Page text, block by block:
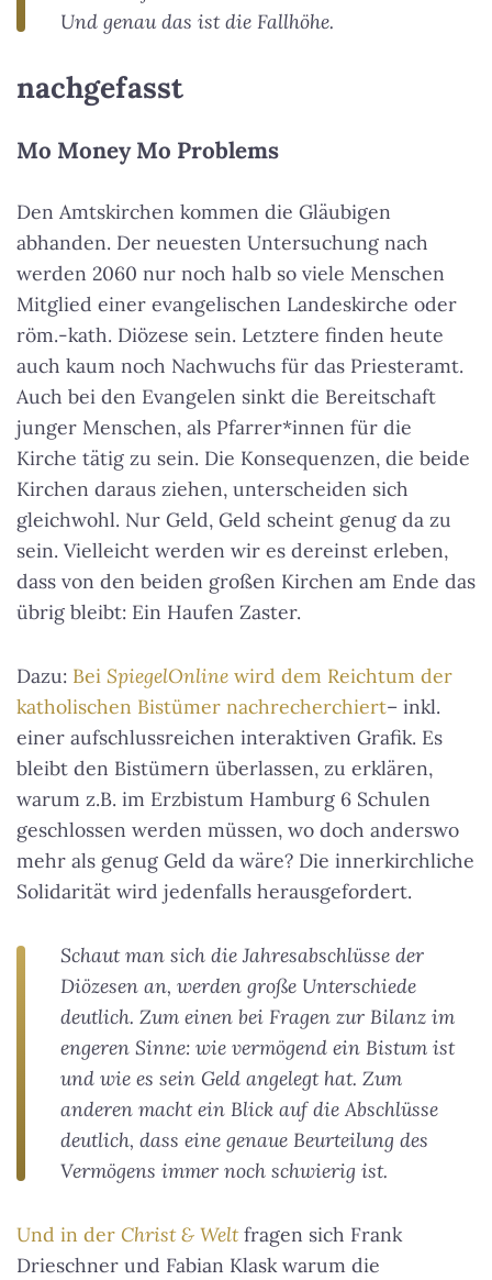
Und genau das ist die Fallhöhe.
nachgefasst
Mo Money Mo Problems
Den Amtskirchen kommen die Gläubigen
abhanden. Der neuesten Untersuchung nach
werden 2060 nur noch halb so viele Menschen
Mitglied einer evangelischen Landeskirche oder
röm.-kath. Diözese sein. Letztere finden heute
auch kaum noch Nachwuchs für das Priesteramt.
Auch bei den Evangelen sinkt die Bereitschaft
junger Menschen, als Pfarrer*innen für die
Kirche tätig zu sein. Die Konsequenzen, die beide
Kirchen daraus ziehen, unterscheiden sich
gleichwohl. Nur Geld, Geld scheint genug da zu
sein. Vielleicht werden wir es dereinst erleben,
dass von den beiden großen Kirchen am Ende das
übrig bleibt: Ein Haufen Zaster.
Dazu: Bei SpiegelOnline wird dem Reichtum der
katholischen Bistümer nachrecherchiert– inkl.
einer aufschlussreichen interaktiven Grafik. Es
bleibt den Bistümern überlassen, zu erklären,
warum z.B. im Erzbistum Hamburg 6 Schulen
geschlossen werden müssen, wo doch anderswo
mehr als genug Geld da wäre? Die innerkirchliche
Solidarität wird jedenfalls herausgefordert.
Schaut man sich die Jahresabschlüsse der
Diözesen an, werden große Unterschiede
deutlich. Zum einen bei Fragen zur Bilanz im
engeren Sinne: wie vermögend ein Bistum ist
und wie es sein Geld angelegt hat. Zum
anderen macht ein Blick auf die Abschlüsse
deutlich, dass eine genaue Beurteilung des
Vermögens immer noch schwierig ist.
Und in der Christ & Weltfragen sich Frank
Drieschner und Fabian Klask warum die